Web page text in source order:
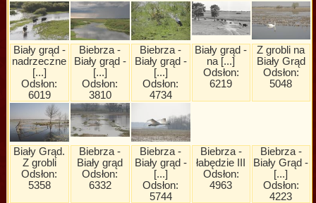
Biały grąd -
nadrzeczne
[...]
Odsłon:
6019
Biebrza -
Biały grąd -
[...]
Odsłon:
3810
Biebrza -
Biały grąd -
[...]
Odsłon:
4734
Biały grąd -
na [...]
Odsłon:
6219
Z grobli na
Biały Grąd
Odsłon:
5048
Biały Grąd.
Z grobli
Odsłon:
5358
Biebrza -
Biały grąd
Odsłon:
6332
Biebrza -
Biały grąd -
[...]
Odsłon:
5744
Biebrza -
łabędzie III
Odsłon:
4963
Biebrza -
Biały Grąd -
[...]
Odsłon:
4223